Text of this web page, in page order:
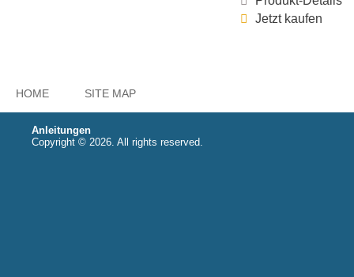
Jetzt kaufen
HOME SITE MAP
Anleitungen
Copyright © 2026. All rights reserved.